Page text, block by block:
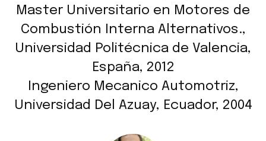
Master Universitario en Motores de
Combustión Interna Alternativos.,
Universidad Politécnica de Valencia,
España, 2012
Ingeniero Mecanico Automotriz,
Universidad Del Azuay, Ecuador, 2004